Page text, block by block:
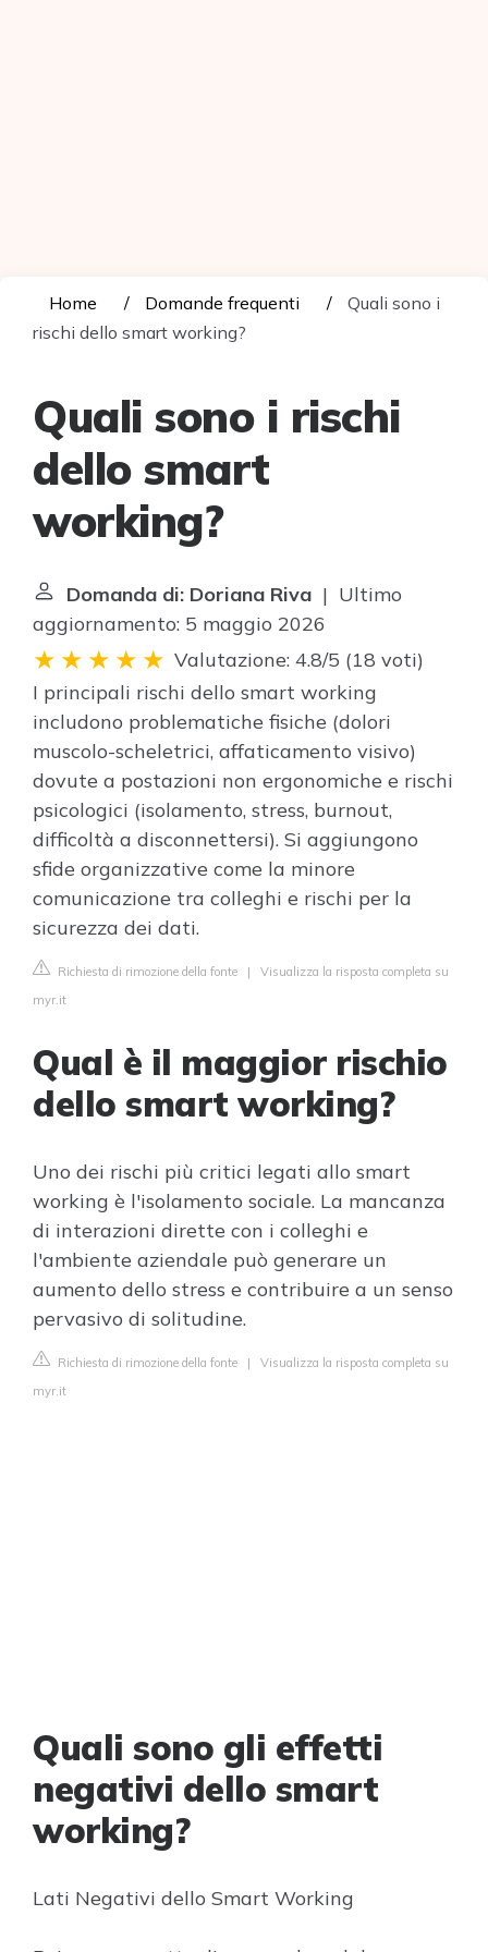
Home Domande frequenti
Quali sono i
rischi dello smart working?
Quali sono i rischi
dello smart
working?
Domanda di: Doriana Riva | Ultimo
aggiornamento: 5 maggio 2026
Valutazione: 4.8/5 (18 voti)
I principali rischi dello smart working
includono problematiche fisiche (dolori
muscolo-scheletrici, affaticamento visivo)
dovute a postazioni non ergonomiche e rischi
psicologici (isolamento, stress, burnout,
difficoltà a disconnettersi). Si aggiungono
sfide organizzative come la minore
comunicazione tra colleghi e rischi per la
sicurezza dei dati.
Richiesta di rimozione della fonte | Visualizza la risposta completa su
myr.it
Qual è il maggior rischio
dello smart working?
Uno dei rischi più critici legati allo smart
working è l'isolamento sociale. La mancanza
di interazioni dirette con i colleghi e
l'ambiente aziendale può generare un
aumento dello stress e contribuire a un senso
pervasivo di solitudine.
Richiesta di rimozione della fonte | Visualizza la risposta completa su
myr.it
Quali sono gli effetti
negativi dello smart
working?
Lati Negativi dello Smart Working